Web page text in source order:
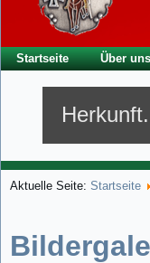
Startseite Über uns
Aktuelle Seite: Startseite